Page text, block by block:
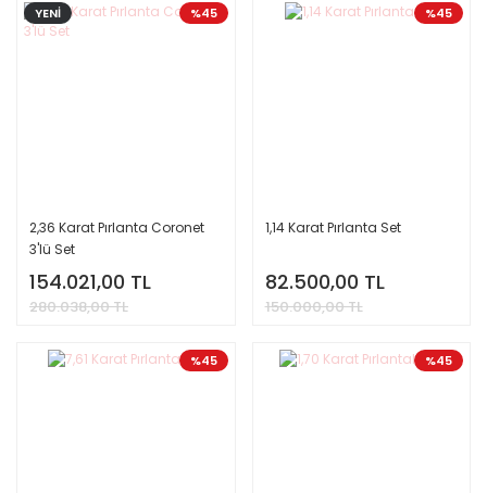
%45
YENİ
2,36 Karat Pırlanta Coronet
3'lü Set
154.021,00 TL
280.038,00 TL
%45
1,14 Karat Pırlanta Set
82.500,00 TL
150.000,00 TL
%45 %45